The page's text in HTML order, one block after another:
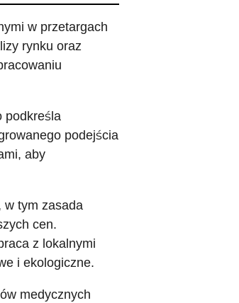
w przetargach
rynku oraz
podkreśla
podejścia
aby
w tym zasada
cen.
z lokalnymi
i ekologiczne.
medycznych